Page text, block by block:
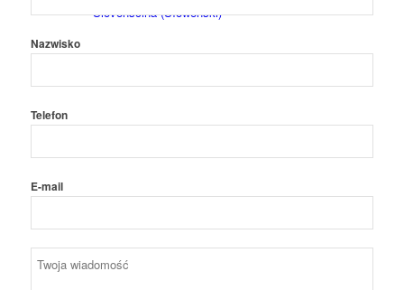
Slovenščina(Słoweński)
Maszyny
Nazwisko
Telefon
E-mail